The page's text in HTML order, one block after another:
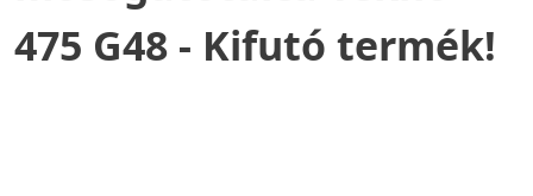
475 G48 - Kifutó termék!